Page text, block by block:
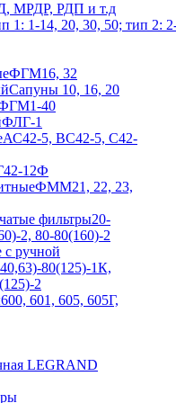
МРДР, РДП и т.д
1: 1-14, 20, 30, 50; тип 2:
ФГМ16, 32
Сапуны 10, 16, 20
40
ФЛГ-1
АС42-5, ВС42-5, С42-
12Ф
ФММ21, 22, 23,
фильтры20-
2, 80-80(160)-2
ручной
80(125)-1К,
2
600, 601, 605, 605Г,
LEGRAND